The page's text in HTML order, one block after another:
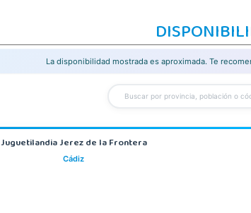
La disponibilidad mostrada es aproximada. Te
Juguetilandia Jerez de la Frontera
Cádiz